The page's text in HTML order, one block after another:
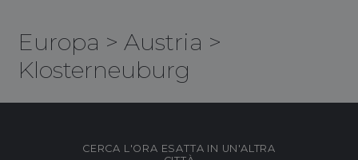
Europa > Austria >
Klosterneuburg
CERCA L'ORA ESATTA IN UN'ALTRA